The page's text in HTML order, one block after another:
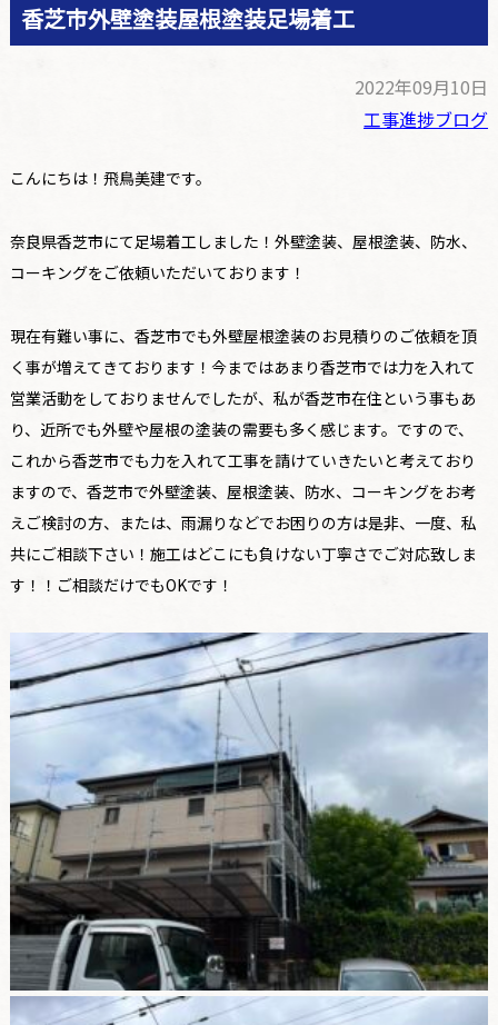
香芝市外壁塗装屋根塗装足場着工
2022年09月10日
工事進捗ブログ
こんにちは！飛鳥美建です。
奈良県香芝市にて足場着工しました！外壁塗装、屋根塗装、防水、
コーキングをご依頼いただいております！
現在有難い事に、香芝市でも外壁屋根塗装のお見積りのご依頼を頂
く事が増えてきております！今まではあまり香芝市では力を入れて
営業活動をしておりませんでしたが、私が香芝市在住という事もあ
り、近所でも外壁や屋根の塗装の需要も多く感じます。ですので、
これから香芝市でも力を入れて工事を請けていきたいと考えており
ますので、香芝市で外壁塗装、屋根塗装、防水、コーキングをお考
えご検討の方、または、雨漏りなどでお困りの方は是非、一度、私
共にご相談下さい！施工はどこにも負けない丁寧さでご対応致しま
す！！ご相談だけでもOKです！